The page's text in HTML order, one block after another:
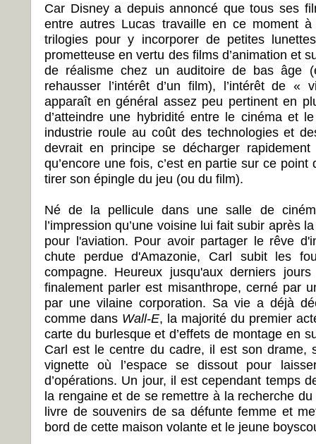
Car Disney a depuis annoncé que tous ses
entre autres Lucas travaille en ce moment
trilogies pour y incorporer de petites
prometteuse en vertu des films d’animation et
de réalisme chez un auditoire de bas âge
rehausser l’intérêt d’un film), l’intérêt de
apparaît en général assez peu pertinent en
d’atteindre une hybridité entre le cinéma et
industrie roule au coût des technologies et
devrait en principe se décharger
qu’encore une fois, c’est en partie sur ce
tirer son épingle du jeu (ou du film).
Né de la pellicule dans une salle de
l’impression qu’une voisine lui fait subir après
pour l'aviation. Pour avoir partager le rêve
chute perdue d'Amazonie, Carl subit les
compagne. Heureux jusqu'aux derniers
finalement parler est misanthrope, cerné par
par une vilaine corporation. Sa vie a déjà
comme dans Wall-E, la majorité du premier
carte du burlesque et d’effets de montage en
Carl est le centre du cadre, il est son drame,
vignette où l’espace se dissout pour
d’opérations. Un jour, il est cependant temps
la rengaine et de se remettre à la recherche
livre de souvenirs de sa défunte femme et
bord de cette maison volante et le jeune